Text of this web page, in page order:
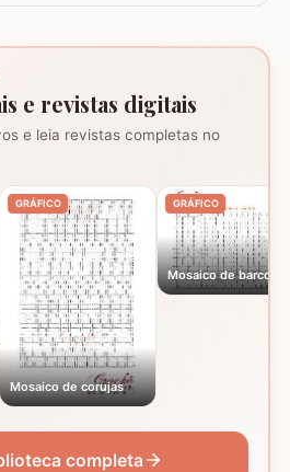
e revistas digitais
e leia revistas completas no
GRÁFICO
Mosaico de corujas
GRÁFICO
Mosaico de barcos
completa